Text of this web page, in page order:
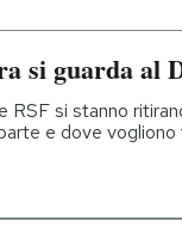
si guarda al
RSF si stanno
e dove vogliono